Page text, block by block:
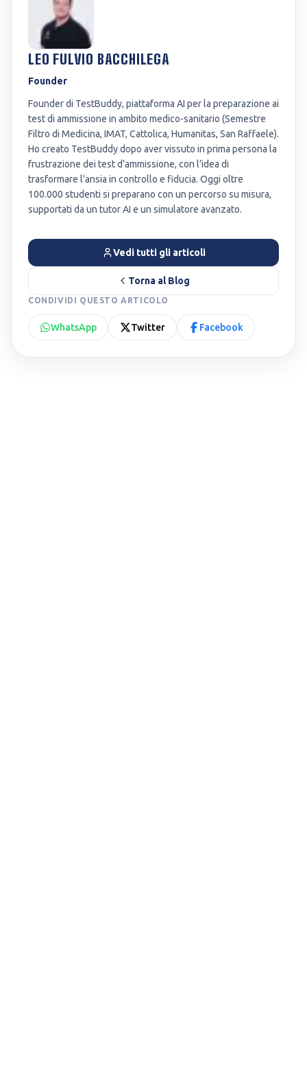
LEO FULVIO BACCHILEGA
Founder
Founder di TestBuddy, piattaforma AI per la preparazione ai
test di ammissione in ambito medico-sanitario (Semestre
Filtro di Medicina, IMAT, Cattolica, Humanitas, San Raffaele).
Ho creato TestBuddy dopo aver vissuto in prima persona la
frustrazione dei test d’ammissione, con l’idea di
trasformare l’ansia in controllo e fiducia. Oggi oltre
100.000 studenti si preparano con un percorso su misura,
supportati da un tutor AI e un simulatore avanzato.
Vedi tutti gli articoli
Torna al Blog
CONDIVIDI QUESTO ARTICOLO
WhatsApp Twitter Facebook